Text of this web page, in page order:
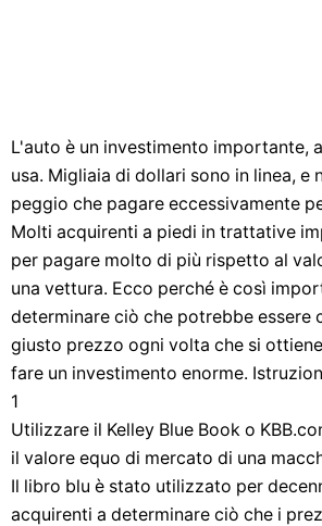
L'auto è un investimento importante,
usa. Migliaia di dollari sono in linea, e
peggio che pagare eccessivamente
Molti acquirenti a piedi in trattative
per pagare molto di più rispetto al
una vettura. Ecco perché è così
determinare ciò che potrebbe essere
giusto prezzo ogni volta che si
fare un investimento enorme.
1
Utilizzare il Kelley Blue Book o
il valore equo di mercato di una
Il libro blu è stato utilizzato per
acquirenti a determinare ciò che i